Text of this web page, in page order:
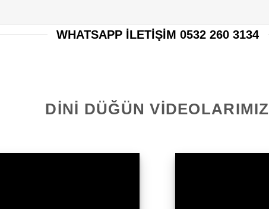
WHATSAPP ILETIŞIM 0532 260 3134
DINI DÜĞÜN VIDEOLARIMIZ